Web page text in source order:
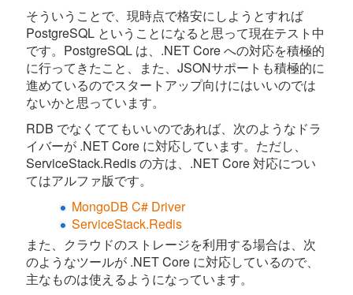
そういうことで、現時点で格安にしようとすれば
PostgreSQL ということになると思って現在テスト中
です。PostgreSQL は、.NET Core への対応を積極的
に行ってきたこと、また、JSONサポートも積極的に
進めているのでスタートアップ向けにはいいのでは
ないかと思っています。
RDB でなくててもいいのであれば、次のようなドラ
イバーが .NET Core に対応しています。ただし、
ServiceStack.Redis の方は、.NET Core 対応につい
てはアルファ版です。
MongoDB C# Driver
ServiceStack.Redis
また、クラウドのストレージを利用する場合は、次
のようなツールが .NET Core に対応しているので、
主なものは使えるようになっています。